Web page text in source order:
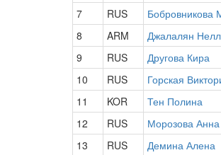
7
RUS Бобровникова
8
ARM Джалалян
9
RUS Другова Кира
10
RUS Горская
11
KOR Тен Полина
12
RUS Морозова Анна
13
RUS Демина Алена